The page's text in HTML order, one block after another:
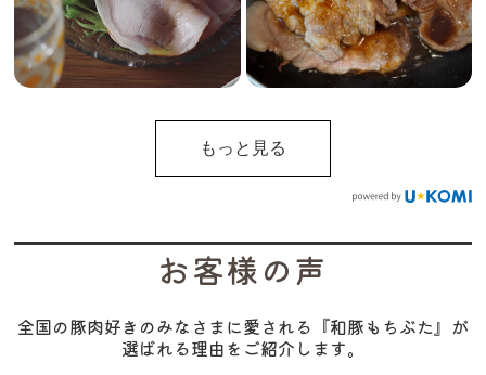
もっと見る
お客様の声
全国の豚肉好きのみなさまに愛される『和豚もちぶた』が
選ばれる理由をご紹介します。